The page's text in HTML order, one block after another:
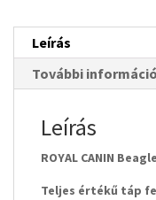
Leírás
További
Leírás
ROYAL CANIN
Teljes értékű táp